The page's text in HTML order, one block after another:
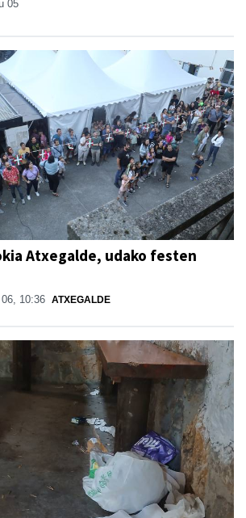
05
Atxegalde, udako festen
10:36 ATXEGALDE